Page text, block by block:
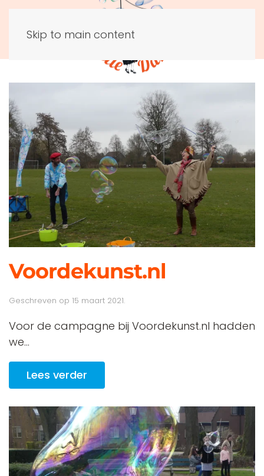
Skip to main content
Voordekunst.nl
Geschreven op 15 maart 2021.
Voor de campagne bij Voordekunst.nl hadden
we...
Lees verder